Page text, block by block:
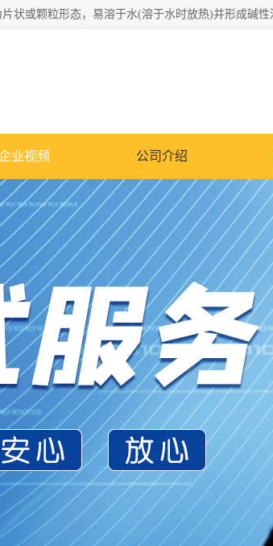
业视频 公司介绍